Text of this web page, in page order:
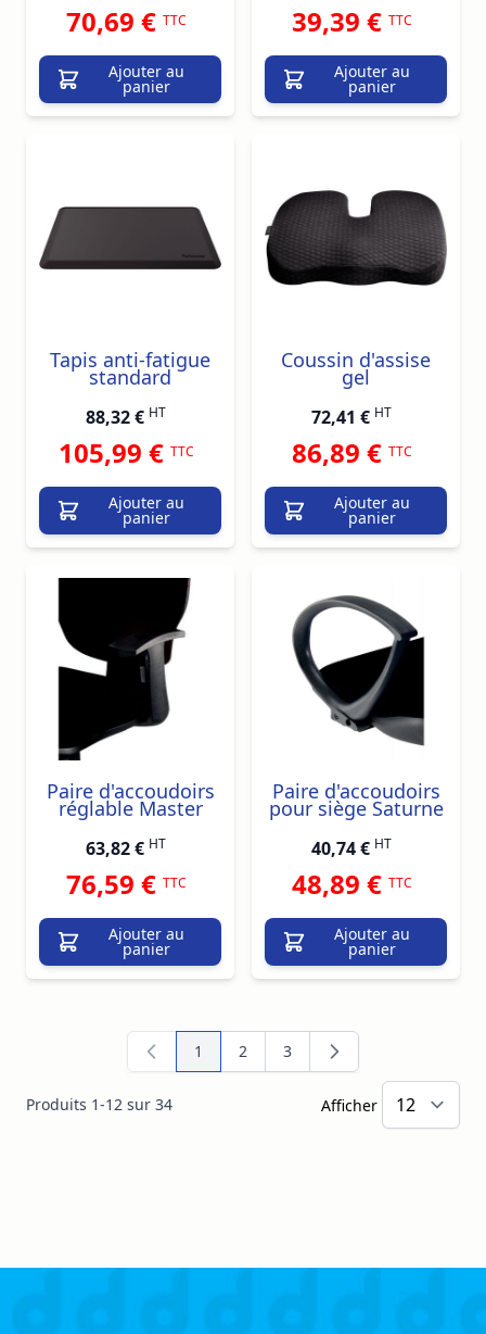
70,69 € TTC
Ajouter au
panier
39,39 € TTC
Ajouter au
panier
Tapis anti-fatigue
standard
88,32 € HT
105,99 € TTC
Ajouter au
panier
Coussin d'assise
gel
72,41 € HT
86,89 € TTC
Ajouter au
panier
Paire d'accoudoirs
réglable Master
63,82 € HT
76,59 € TTC
Ajouter au
panier
Paire d'accoudoirs
pour siège Saturne
40,74 € HT
48,89 € TTC
Ajouter au
panier
Produits 1-12 sur 34
Vous lisez actuellement la page
1 Page
2 Page
3
Afficher